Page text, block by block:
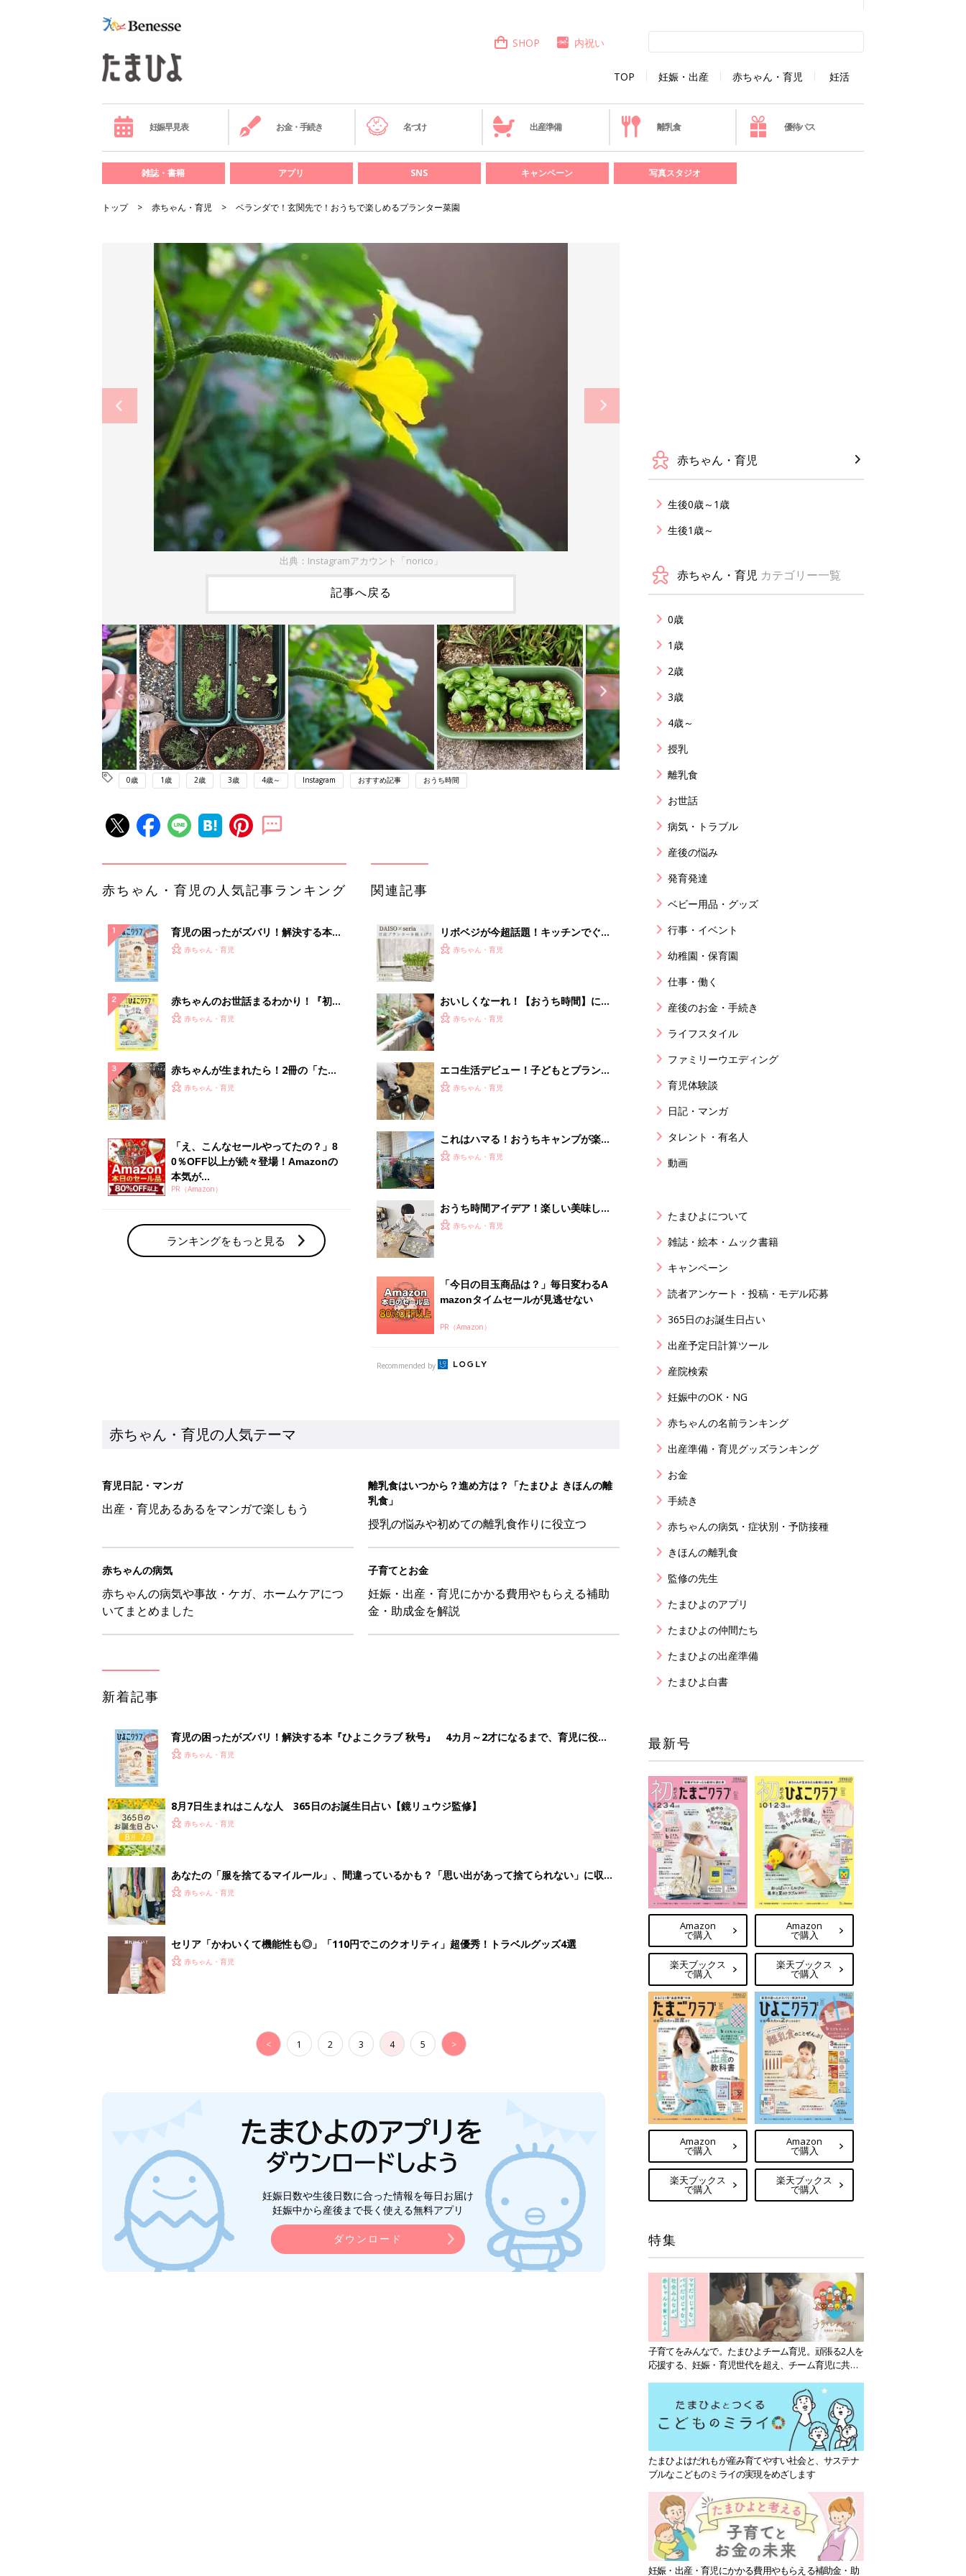
TOP 妊娠・出産 赤ちゃん・育児 妊活
SHOP 内祝い
妊娠早見表 お金・手続き 名づけ 出産準備 離乳食 優待パス
雑誌・書籍 アプリ SNS キャンペーン 写真スタジオ
トップ 赤ちゃん・育児 ベランダで！玄関先で！おうちで楽しめるプランター菜園
出典：Instagramアカウント「norico」
記事へ戻る
0歳 1歳 2歳 3歳 4歳～ Instagram おすすめ記事 おうち時間
赤ちゃん・育児の人気記事ランキング
育児の困ったがズバリ！解決する本
『ひよこクラブ 秋号』 4カ月～2才
赤ちゃん・育児
赤ちゃんのお世話まるわかり！『初め
てのひよこクラブ 夏号』〈巻頭大特
赤ちゃん・育児
赤ちゃんが生まれたら！2冊の「たま
ひよ」
赤ちゃん・育児
「え、こんなセールやってたの？」8
0％OFF以上が続々登場！Amazonの
本気が...
PR（Amazon）
ランキングをもっと見る
関連記事
リボベジが今超話題！キッチンでぐん
ぐん育つ葉物野菜4選
赤ちゃん・育児
おいしくなーれ！【おうち時間】に親
子で家庭菜園が人気
赤ちゃん・育児
エコ生活デビュー！子どもとプランタ
ーでできる家庭菜園4選
赤ちゃん・育児
これはハマる！おうちキャンプが楽し
すぎておすすめ！
赤ちゃん・育児
おうち時間アイデア！楽しい美味しい
♪子どもとクッキング
赤ちゃん・育児
「今日の目玉商品は？」毎日変わるA
mazonタイムセールが見逃せない
PR（Amazon）
Recommended by
赤ちゃん・育児の人気テーマ
育児日記・マンガ
出産・育児あるあるをマンガで楽しもう
離乳食はいつから？進め方は？「たまひよ きほんの離
乳食」
授乳の悩みや初めての離乳食作りに役立つ
赤ちゃんの病気
赤ちゃんの病気や事故・ケガ、ホームケアにつ
いてまとめました
子育てとお金
妊娠・出産・育児にかかる費用やもらえる補助
金・助成金を解説
新着記事
育児の困ったがズバリ！解決する本『ひよこクラブ 秋号』 4カ月～2才になるまで、育児に役立
つ情報がいっぱい！
赤ちゃん・育児
8月7日生まれはこんな人 365日のお誕生日占い【鏡リュウジ監修】
赤ちゃん・育児
あなたの「服を捨てるマイルール」、間違っているかも？「思い出があって捨てられない」に収納
スタイリストが喝！
赤ちゃん・育児
セリア「かわいくて機能性も◎」「110円でこのクオリティ」超優秀！トラベルグッズ4選
赤ちゃん・育児
< 1 2 3 4 5 >
妊娠日数や生後日数に合った情報を毎日お届け
妊娠中から産後まで長く使える無料アプリ
ダウンロード
赤ちゃん・育児
生後0歳～1歳
生後1歳～
赤ちゃん・育児 カテゴリー一覧
0歳
1歳
2歳
3歳
4歳～
授乳
離乳食
お世話
病気・トラブル
産後の悩み
発育発達
ベビー用品・グッズ
行事・イベント
幼稚園・保育園
仕事・働く
産後のお金・手続き
ライフスタイル
ファミリーウエディング
育児体験談
日記・マンガ
タレント・有名人
動画
たまひよについて
雑誌・絵本・ムック書籍
キャンペーン
読者アンケート・投稿・モデル応募
365日のお誕生日占い
出産予定日計算ツール
産院検索
妊娠中のOK・NG
赤ちゃんの名前ランキング
出産準備・育児グッズランキング
お金
手続き
赤ちゃんの病気・症状別・予防接種
きほんの離乳食
監修の先生
たまひよのアプリ
たまひよの仲間たち
たまひよの出産準備
たまひよ白書
最新号
Amazon
で購入
楽天ブックス
で購入
Amazon
で購入
楽天ブックス
で購入
Amazon
で購入
楽天ブックス
で購入
Amazon
で購入
楽天ブックス
で購入
特集
子育てをみんなで。たまひよチーム育児。頑張る2人を
応援する、妊娠・育児世代を超え、チーム育児に共感
たまひよはだれもが産み育てやすい社会と、サステナ
ブルなこどものミライの実現をめざします
妊娠・出産・育児にかかる費用やもらえる補助金・助